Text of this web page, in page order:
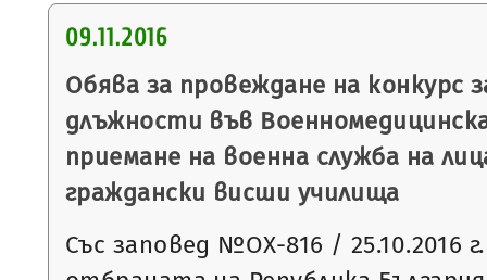
09.11.2016
Обява за провеждане на конкурс
длъжности във
приемане на военна служба на
граждански висши училища
Със заповед №ОХ-816 / 25.10.2016